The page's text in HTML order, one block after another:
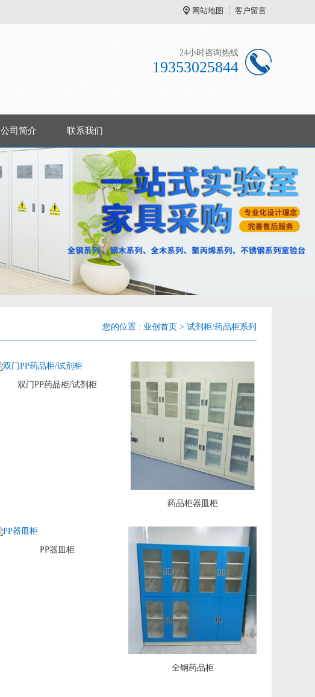
网站地图 客户留言
24小时咨询热线
19353025844
公司简介 联系我们
您的位置 : 业创首页 > 试剂柜/药品柜系列
双门PP药品柜/试剂柜
药品柜器皿柜
PP器皿柜
全钢药品柜